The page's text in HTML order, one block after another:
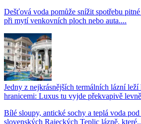
Dešťová voda pomůže snížit spotřebu
při mytí venkovních ploch nebo auta....
Jedny z nejkrásnějších termálních lázní leží
hranicemi: Luxus tu vyjde překvapivě levně
Bílé sloupy, antické sochy a teplá voda
slovenských Rajeckých Teplic lázně,